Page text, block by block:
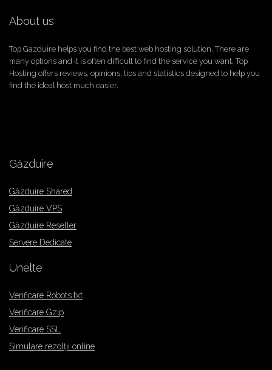
About us
Top Gazduire helps you find the best web hosting solution. There are
many options and it is often difficult to find the service you want. Top
Hosting offers reviews, opinions, tips and statistics designed to help you
find the ideal host much easier.
Găzduire
Găzduire Shared
Găzduire VPS
Găzduire Reseller
Servere Dedicate
Unelte
Verificare Robots.txt
Verificare Gzip
Verificare SSL
Simulare rezolții online